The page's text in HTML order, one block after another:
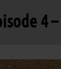
4